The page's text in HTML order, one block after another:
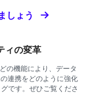
しょう
ィの変革
の機能により、データ
連携をどのように強化
です。ぜひご覧くださ